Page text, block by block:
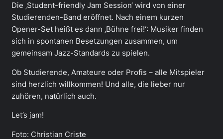
Die ‚Student-friendly Jam Session‘ wird von einer
Studierenden-Band eröffnet. Nach einem kurzen
Opener-Set heißt es dann ‚Bühne frei!‘: Musiker finden
sich in spontanen Besetzungen zusammen, um
gemeinsam Jazz-Standards zu spielen.
Ob Studierende, Amateure oder Profis – alle Mitspieler
sind herzlich willkommen! Und alle, die lieber nur
zuhören, natürlich auch.
Let’s jam!
Foto: Christian Criste